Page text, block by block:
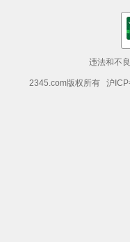
违法和不
2345.com版权所有 沪